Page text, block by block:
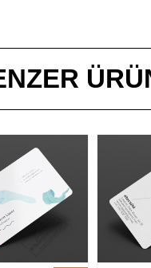
Kabartma Lak, Köşeler